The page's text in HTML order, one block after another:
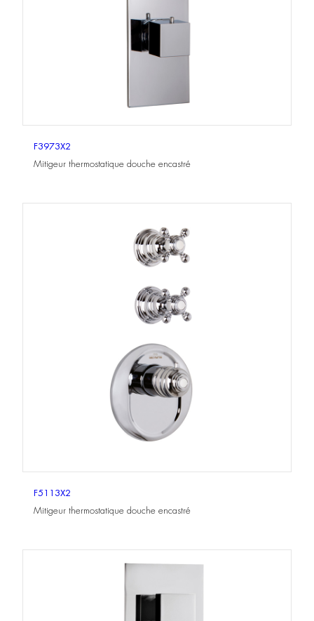
F3973X2
Mitigeur thermostatique douche encastré
F5113X2
Mitigeur thermostatique douche encastré